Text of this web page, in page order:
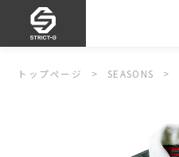
トップページ SEASONS